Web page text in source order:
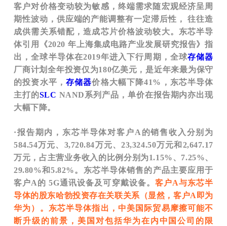
客户对价格变动较为敏感，终端需求随宏观经济呈周
期性波动，供应端的产能调整有一定滞后性， 往往造
成供需关系错配，造成芯片价格波动较大。东芯半导
体引用《2020 年上海集成电路产业发展研究报告》指
出，全球半导体在2019年进入下行周期，全球存储器
厂商计划全年投资仅为180亿美元，是近年来最为保守
的投资水平， 存储器价格大幅下降41%，东芯半导体
主打的SLC NAND系列产品，单价在报告期内亦出现
大幅下降。
·报告期内，东芯半导体对客户A的销售收入分别为
584.54万元、3,720.84万元、23,324.50万元和2,647.17
万元，占主营业务收入的比例分别为1.15%、7.25%、
29.80%和5.82%。东芯半导体销售的产品主要应用于
客户A的 5G通讯设备及可穿戴设备。 客户A与东芯半
导体的股东哈勃投资存在关联关系（显然，客户A即为
华为）。东芯半导体指出，中美国际贸易摩擦可能不
断升级的前景，美国对包括华为在内中国公司的限